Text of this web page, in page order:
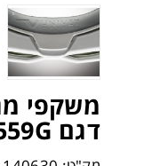
משקפי
דגם 559G